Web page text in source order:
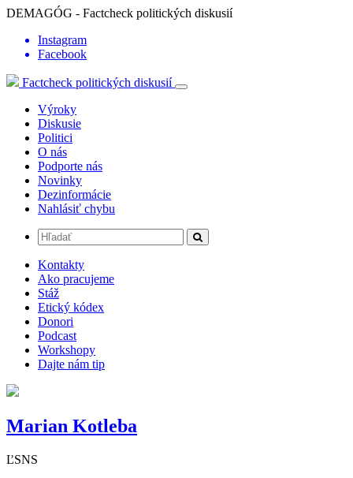
DEMAGÓG - Factcheck politických diskusií
Instagram
Facebook
Factcheck politických diskusií
Výroky
Diskusie
Politici
O nás
Podporte nás
Novinky
Dezinformácie
Nahlásiť chybu
Kontakty
Ako pracujeme
Stáž
Etický kódex
Donori
Podcast
Workshopy
Dajte nám tip
Marian Kotleba
ĽSNS